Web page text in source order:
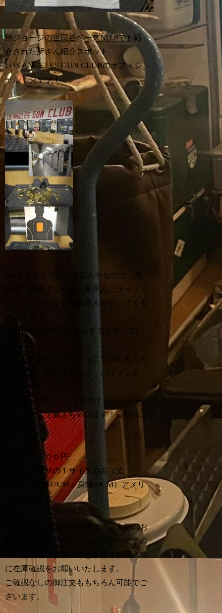
所ジョージの世田谷ベースNO.8でも紹
介された所さん紹介スポット
LOS ANGELES GUN CLUBのオフィシ
ャルＴシャツ！
LAダウンタウンのど真ん中なので、場
所柄、俳優さんや映画業界人、ラップミ
ュージシャンなど各業界人もやってくる
ガンクラブ。
22口径から500マグナムまでそろってい
所さんの好きなセンティニアルももちろ
ん、ベレッタ、グロック、パイソンま
そんなLAガン・クラブのＴシャツがチ
ョッパーズで買えちゃいます！売切れご
価格：３０００円
※サイズはＭの１サイズのみ（丈
69CM・肩幅47CM・身幅49CM）アメリ
カサイズです。
※当商品も店頭共有在庫です。人気のお
品ですので万が一売切れがございますの
で、お手数ですが、できる限り御購入前
に在庫確認をお願いいたします。
ご確認なしの御注文ももちろん可能でご
ざいます。